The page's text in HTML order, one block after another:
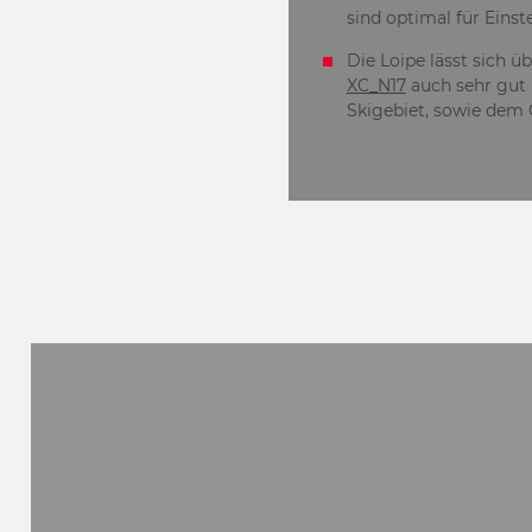
sind optimal für
Die Loipe lässt sich
XC_N17auch sehr gut
Skigebiet, sowie dem